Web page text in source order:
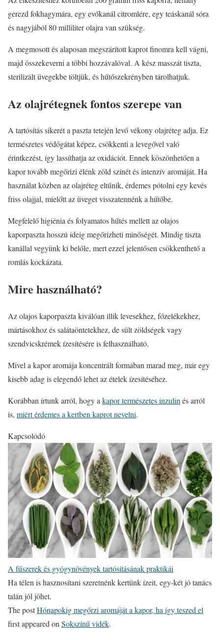
gerezd fokhagymára, egy evőkanál citromlére, egy teáskanál sóra
és nagyjából 80 milliliter olajra van szükség.
A megmosott és alaposan megszárított kaprot finomra kell vágni,
majd összekeverni a többi hozzávalóval. A kész masszát tiszta,
sterilizált üvegekbe töltjük, és hűtőszekrényben tárolhatjuk.
Az olajrétegnek fontos szerepe van
A tartósítás sikerét a paszta tetején levő vékony olajréteg adja. Ez
természetes védőgátat képez, csökkenti a levegővel való
érintkezést, így lassíthatja az oxidációt. Ennek köszönhetően a
kapor tovább megőrizi élénk zöld színét és intenzív aromáját. Ha
használat közben az olajréteg eltűnik, érdemes pótolni egy kevés
friss olajjal, mielőtt az üveget visszatennénk a hűtőbe.
Megfelelő higiénia és folyamatos hűtés mellett az olajos
kaporpaszta hosszú ideig megőrizheti minőségét. Mindig tiszta
kanállal vegyünk ki belőle, mert ezzel jelentősen csökkenthető a
romlás kockázata.
Mire használható?
Az olajos kaporpaszta kiválóan illik levesekhez, főzelékekhez,
mártásokhoz és salátaöntetekhez, de sült zöldségek vagy
szendvicskrémek ízesítésére is felhasználható.
Mivel a kapor aromája koncentrált formában marad meg, már egy
kisebb adag is elegendő lehet az ételek ízesítéséhez.
Korábban írtunk arról, hogy akapor természetes inzulinés arról
is, miért érdemes a kertben kaprot nevelni.
Kapcsolódó
A fűszerek és gyógynövények tartósításának praktikái
Ha télen is hasznosítani szeretnénk kertünk ízeit, egy-két jó tanács
talán jól jöhet.
The postHónapokig megőrzi aromáját a kapor, ha így teszed el
first appeared onSokszínű vidék.